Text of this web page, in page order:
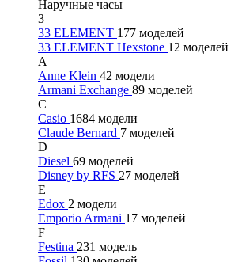
Наручные часы
3
33 ELEMENT 177 моделей
33 ELEMENT Hexstone 12 моделей
A
Anne Klein 42 модели
Armani Exchange 89 моделей
C
Casio 1684 модели
Claude Bernard 7 моделей
D
Diesel 69 моделей
Disney by RFS 27 моделей
E
Edox 2 модели
Emporio Armani 17 моделей
F
Festina 231 модель